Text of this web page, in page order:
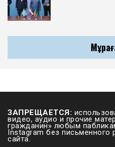
ЗАПРЕЩАЕТСЯ:
видео, аудио и прочие
гражданин» любым
Instagram без письменного
сайта.